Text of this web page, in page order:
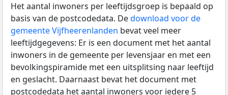
Het aantal inwoners per leeftijdsgroep is bepaald op
basis van de postcodedata. Dedownload voor de
gemeente Vijfheerenlanden bevat veel meer
leeftijdgegevens: Er is een document met het aantal
inwoners in de gemeente per levensjaar en met een
bevolkingspiramide met een uitsplitsing naar leeftijd
en geslacht. Daarnaast bevat het document met
postcodedata het aantal inwoners voor iedere 5